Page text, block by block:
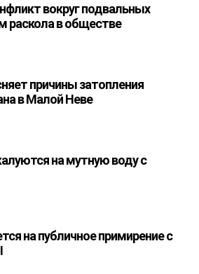
вокруг подвальных
раскола в обществе
причины затопления
в Малой Неве
на мутную воду с
на публичное примирение с